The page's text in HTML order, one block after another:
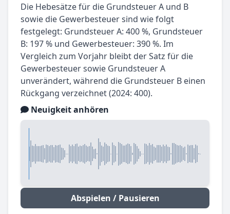
Die Hebesätze für die Grundsteuer A und B
sowie die Gewerbesteuer sind wie folgt
festgelegt: Grundsteuer A: 400 %, Grundsteuer
B: 197 % und Gewerbesteuer: 390 %. Im
Vergleich zum Vorjahr bleibt der Satz für die
Gewerbesteuer sowie Grundsteuer A
unverändert, während die Grundsteuer B einen
Rückgang verzeichnet (2024: 400).
Neuigkeit anhören
Abspielen / Pausieren